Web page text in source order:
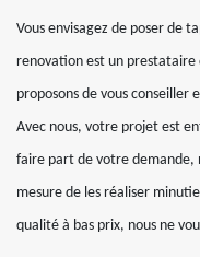
Vous envisagez de poser de
renovation est un prestataire
proposons de vous
Avec nous, votre projet est
faire part de votre demande,
mesure de les réaliser
qualité à bas prix, nous ne